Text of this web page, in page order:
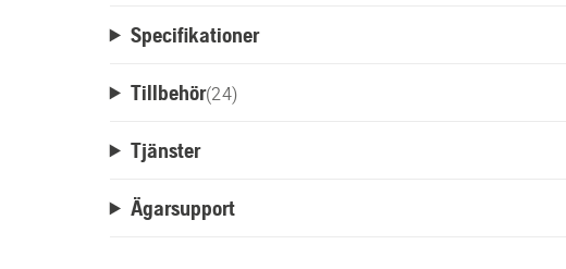
Specifikationer
Tillbehör(24)
Tjänster
Ägarsupport